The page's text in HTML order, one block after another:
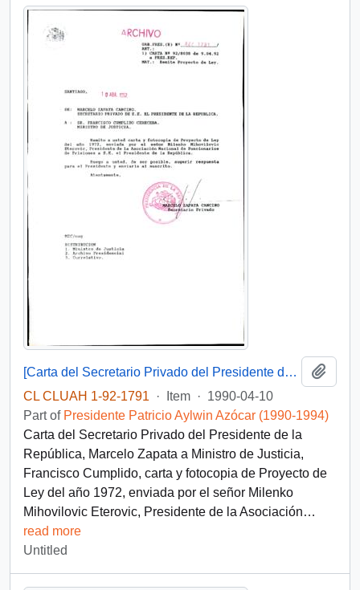
[Carta del Secretario Privado del Presidente de la República a Ministro de Justicia]
CL CLUAH 1-92-1791
· Item · 1990-04-10
Part of Presidente Patricio Aylwin Azócar (1990-1994)
Carta del Secretario Privado del Presidente de la
República, Marcelo Zapata a Ministro de Justicia,
Francisco Cumplido, carta y fotocopia de Proyecto de
Ley del año 1972, enviada por el señor Milenko
Mihovilovic Eterovic, Presidente de la Asociación…
read more
Untitled